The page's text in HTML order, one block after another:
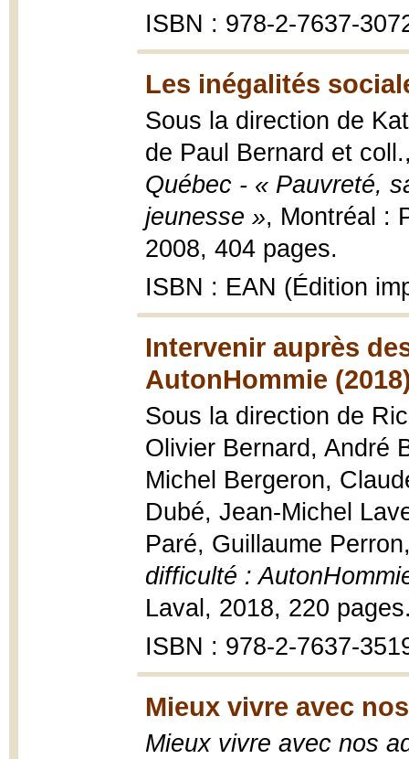
ISBN : 978-2-7637-
Les inégalités
Sous la direction de
de Paul Bernard et
Québec - « Pauvreté,
jeunesse », Montréal :
2008, 404 pages.
ISBN : EAN (Édition
Intervenir auprès
AutonHommie
Sous la direction de
Olivier Bernard, André
Michel Bergeron,
Dubé, Jean-Michel
Paré, Guillaume
difficulté :
Laval, 2018, 220
ISBN : 978-2-7637-
Mieux vivre avec
Mieux vivre avec nos